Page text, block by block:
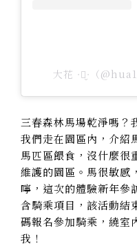
大花 ᐧ༚̮ᐧ（
三春森林馬場乾淨嗎？
我們走在園區內，介紹
馬匹區餵食，沒什麼很
維護的園區。馬很敏感
嚀，這次的體驗新年參
含騎乘項目，該活動結
碼報名參加騎乘，繞
我！